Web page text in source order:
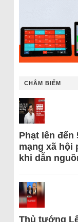
CHÂM BIẾM
Phạt lên
mạng xã hội
khi dẫn
Thủ tướng